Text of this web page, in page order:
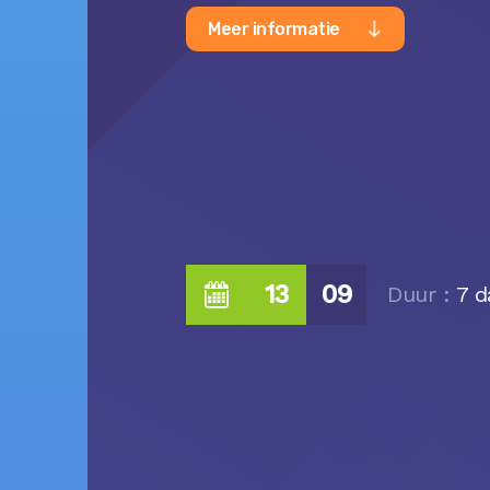
Meer informatie
13 09 Duur : 7